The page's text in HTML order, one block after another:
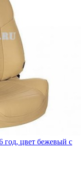
год, цвет бежевый с